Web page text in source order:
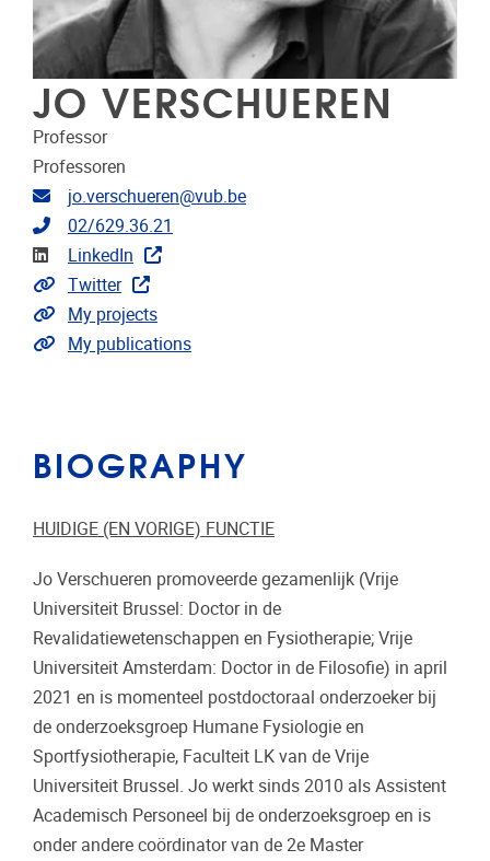
JO VERSCHUEREN
Professor
Professoren
Email address
jo.verschueren@vub.be
Telephone
02/629.36.21
Linkedin
LinkedIn
Link to CRIS
Twitter
Link to projects
My projects
Link to publications
My publications
BIOGRAPHY
HUIDIGE (EN VORIGE) FUNCTIE
Jo Verschueren promoveerde gezamenlijk (Vrije
Universiteit Brussel: Doctor in de
Revalidatiewetenschappen en Fysiotherapie; Vrije
Universiteit Amsterdam: Doctor in de Filosofie) in april
2021 en is momenteel postdoctoraal onderzoeker bij
de onderzoeksgroep Humane Fysiologie en
Sportfysiotherapie, Faculteit LK van de Vrije
Universiteit Brussel. Jo werkt sinds 2010 als Assistent
Academisch Personeel bij de onderzoeksgroep en is
onder andere coördinator van de 2e Master